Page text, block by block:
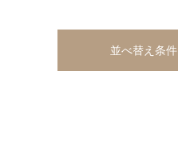
並べ替え条件